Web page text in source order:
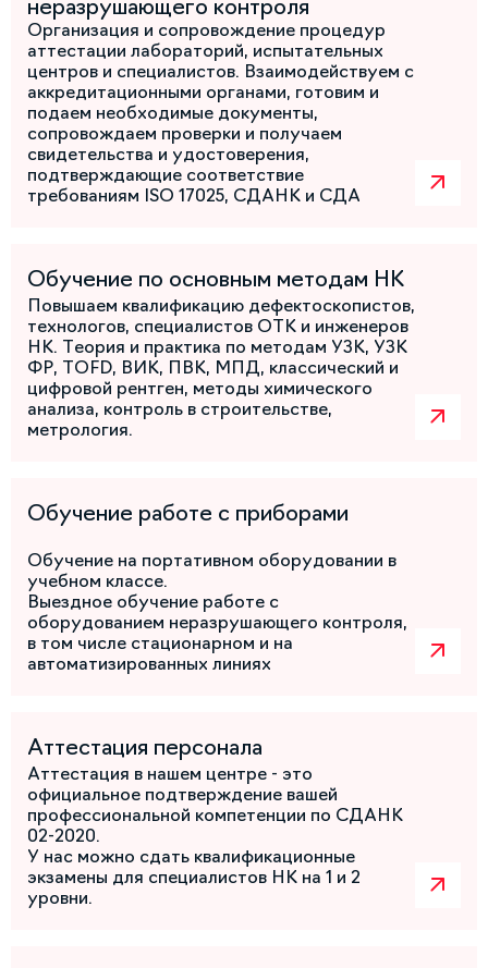
неразрушающего контроля
Организация и сопровождение процедур
аттестации лабораторий, испытательных
центров и специалистов. Взаимодействуем с
аккредитационными органами, готовим и
подаем необходимые документы,
сопровождаем проверки и получаем
свидетельства и удостоверения,
подтверждающие соответствие
требованиям ISO 17025, СДАНК и СДА
Обучение по основным методам НК
Повышаем квалификацию дефектоскопистов,
технологов, специалистов ОТК и инженеров
НК. Теория и практика по методам УЗК, УЗК
ФР, TOFD, ВИК, ПВК, МПД, классический и
цифровой рентген, методы химического
анализа, контроль в строительстве,
метрология.
Обучение работе с приборами
Обучение на портативном оборудовании в
учебном классе.
Выездное обучение работе с
оборудованием неразрушающего контроля,
в том числе стационарном и на
автоматизированных линиях
Аттестация персонала
Аттестация в нашем центре - это
официальное подтверждение вашей
профессиональной компетенции по СДАНК
02-2020.
У нас можно сдать квалификационные
экзамены для специалистов НК на 1 и 2
уровни.